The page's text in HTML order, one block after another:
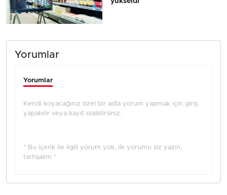
Yorumlar
Yorumlar
Kendi koyacağınız özel bir adla yorum yapmak için giriş
yapabilir veya kayıt olabilirsiniz.
* Bu içerik ile ilgili yorum yok, ilk yorumu siz yazın,
tartışalım *